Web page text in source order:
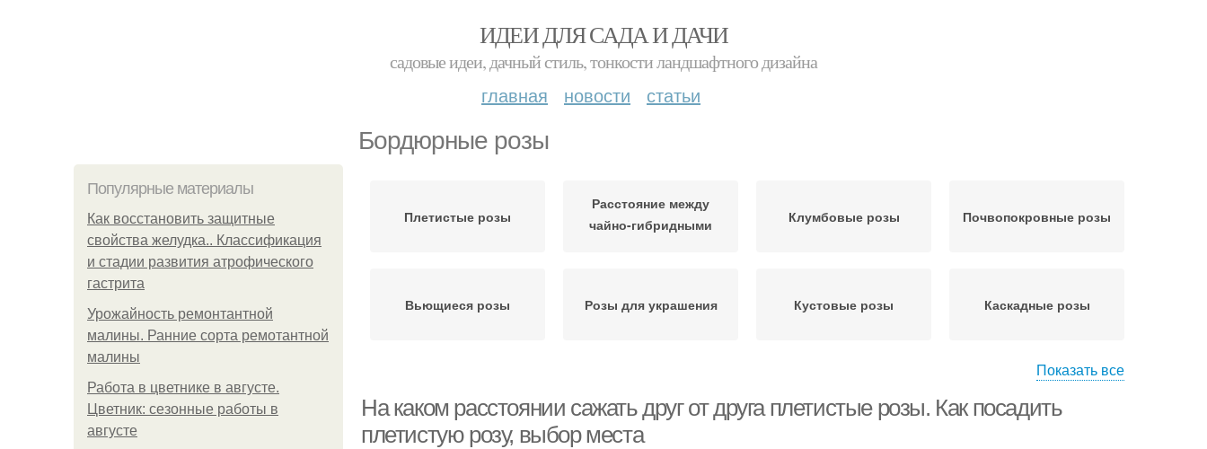
ИДЕИ ДЛЯ САДА И ДАЧИ
садовые идеи, дачный стиль, тонкости ландшафтного дизайна
главная новости статьи
Бордюрные розы
Популярные материалы
Как восстановить защитные
свойства желудка.. Классификация
и стадии развития атрофического
гастрита
Урожайность ремонтантной
малины. Ранние сорта ремотантной
малины
Работа в цветнике в августе.
Цветник: сезонные работы в
августе
Плетистые розы
Расстояние между
чайно-гибридными
Клумбовые розы Почвопокровные розы
Вьющиеся розы Розы для украшения Кустовые розы Каскадные розы
Показать все
На каком расстоянии сажать друг от друга плетистые розы. Как посадить
плетистую розу, выбор места